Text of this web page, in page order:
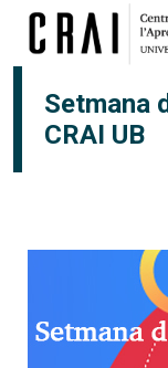
Setmana
CRAI UB